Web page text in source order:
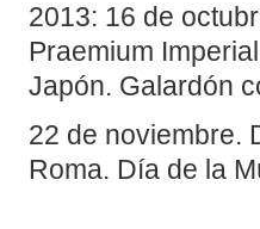
2013: 16 de
Praemium
Japón. Galardón
22 de noviembre.
Roma. Día de la